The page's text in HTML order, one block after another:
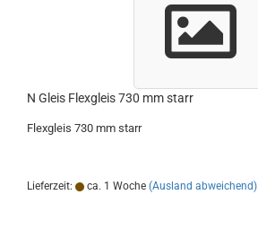
N Gleis Flexgleis 730 mm starr
Flexgleis 730 mm starr
Lieferzeit: ca. 1 Woche (Ausland abweichend)